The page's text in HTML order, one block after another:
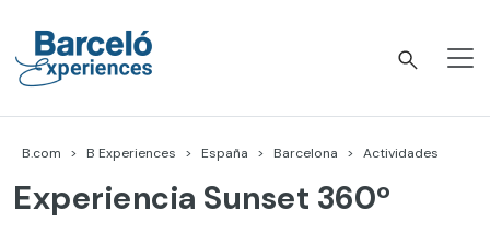
content
B.com B Experiences España Barcelona Actividades
Experiencia Sunset 360º